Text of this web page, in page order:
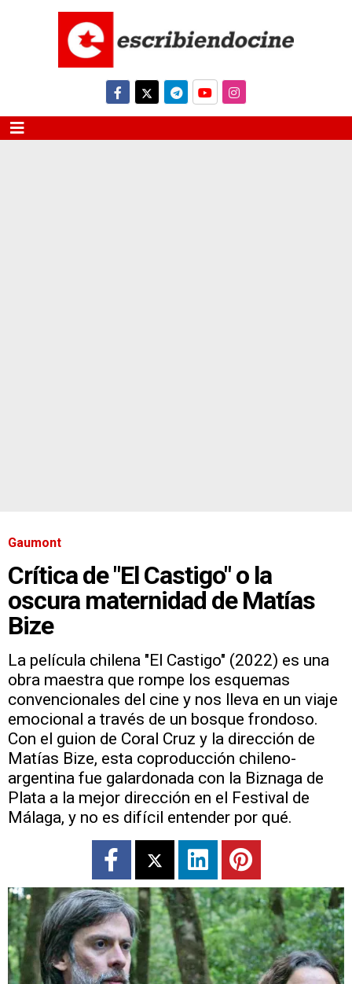
Gaumont
Crítica de "El Castigo" o la
oscura maternidad de Matías
Bize
La película chilena "El Castigo" (2022) es una
obra maestra que rompe los esquemas
convencionales del cine y nos lleva en un viaje
emocional a través de un bosque frondoso.
Con el guion de Coral Cruz y la dirección de
Matías Bize, esta coproducción chileno-
argentina fue galardonada con la Biznaga de
Plata a la mejor dirección en el Festival de
Málaga, y no es difícil entender por qué.